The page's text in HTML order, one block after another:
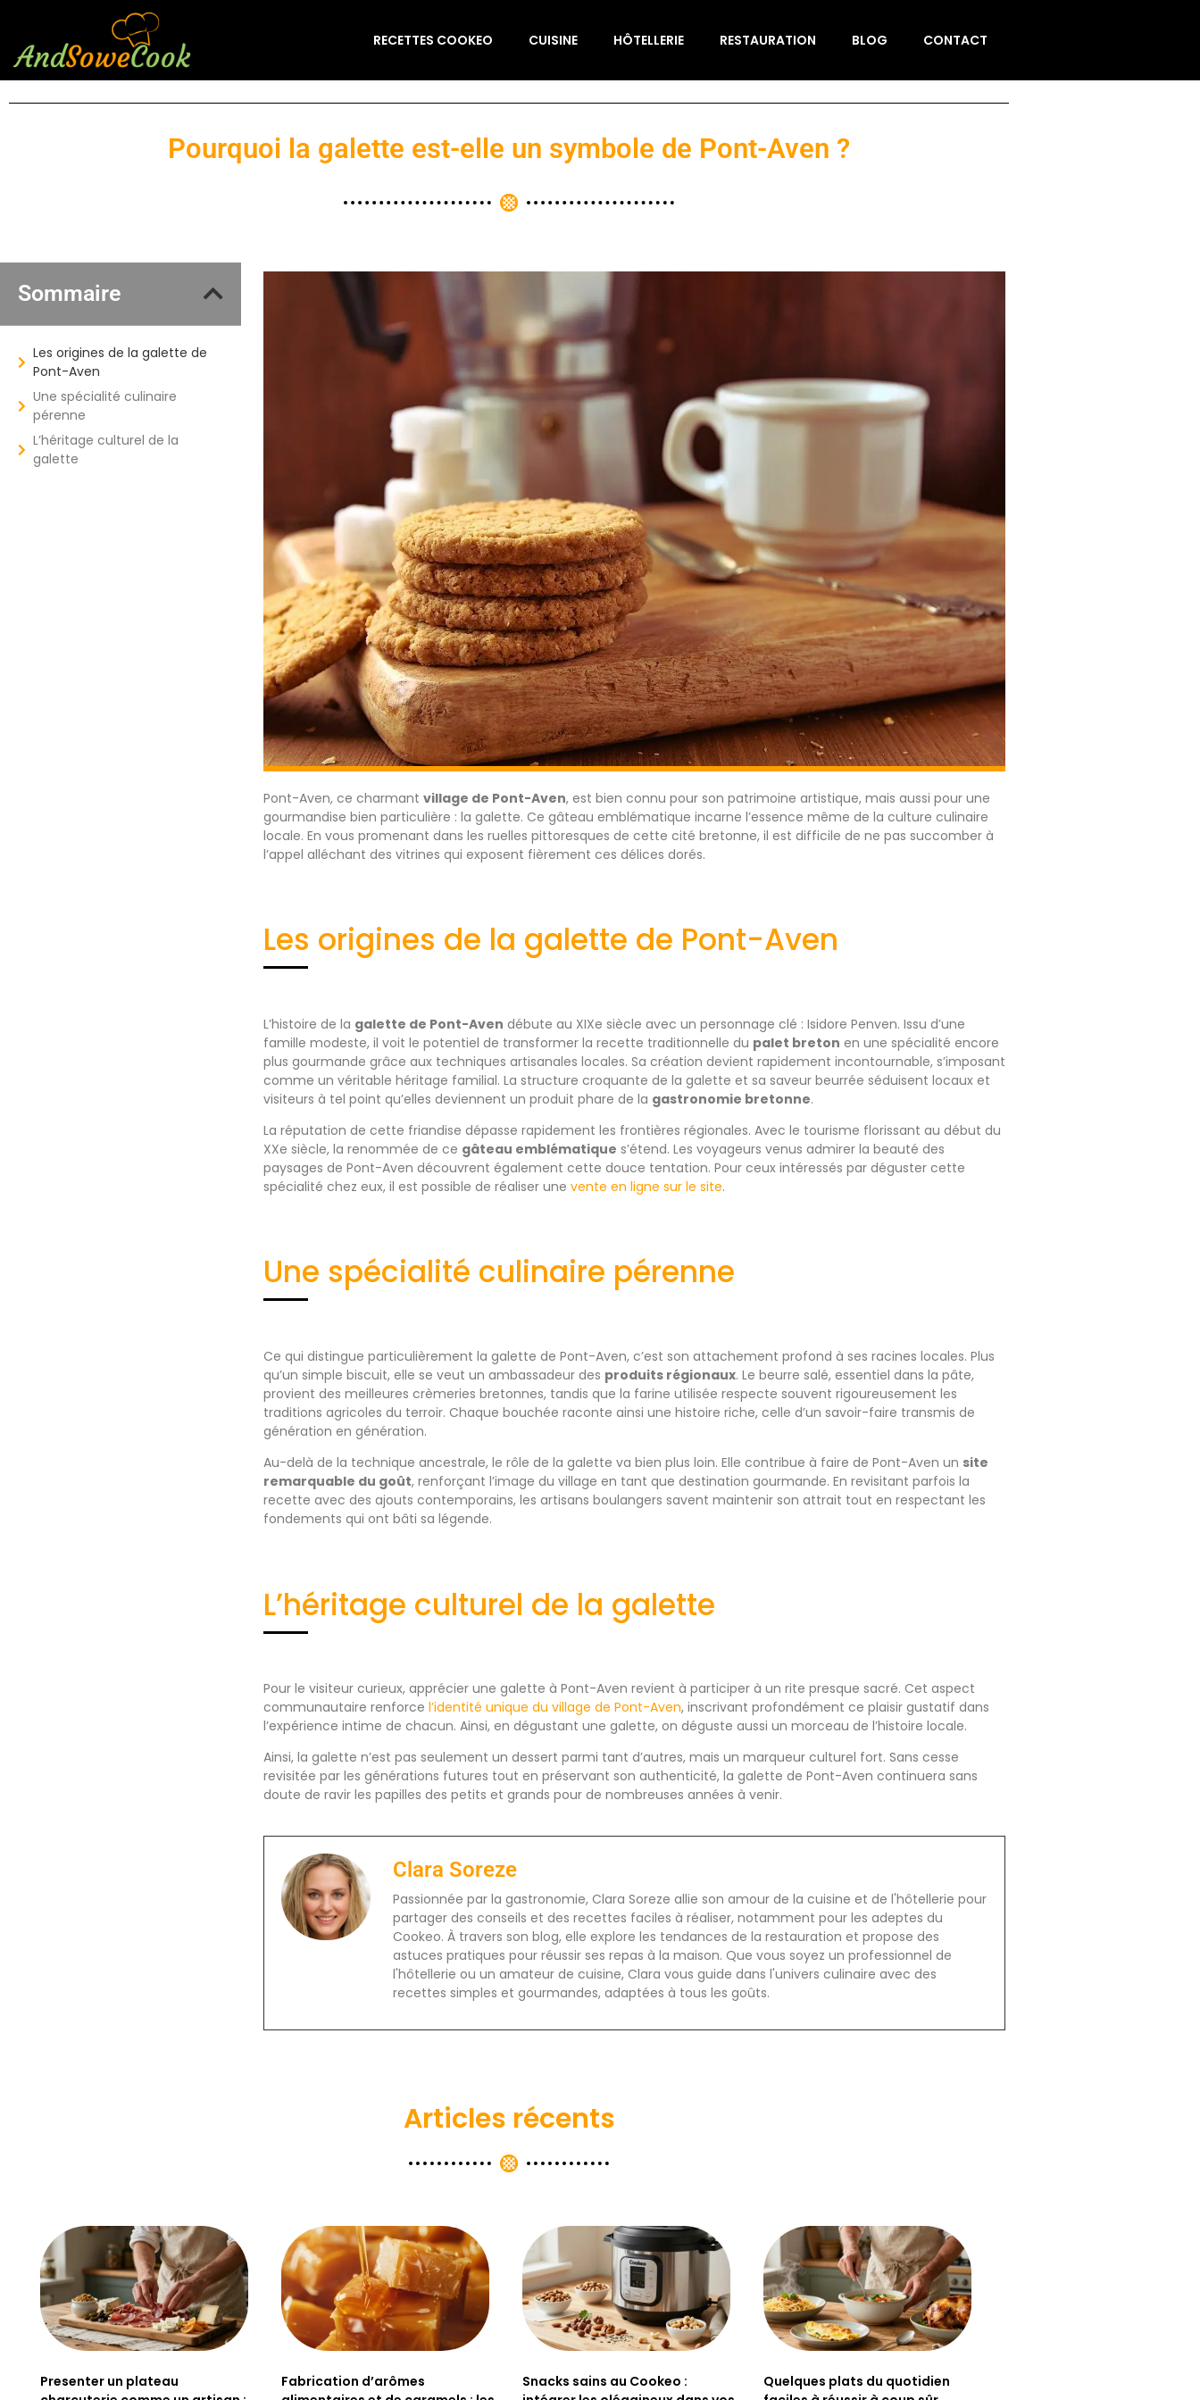
RECETTES COOKEO CUISINE HÔTELLERIE RESTAURATION BLOG CONTACT
Pourquoi la galette est-elle un symbole de Pont-Aven ?
Sommaire
Les origines de la galette de
Pont-Aven
Une spécialité culinaire
pérenne
L’héritage culturel de la
galette
Pont-Aven, ce charmant village de Pont-Aven, est bien connu pour son patrimoine artistique, mais aussi pour une
gourmandise bien particulière : la galette. Ce gâteau emblématique incarne l’essence même de la culture culinaire
locale. En vous promenant dans les ruelles pittoresques de cette cité bretonne, il est difficile de ne pas succomber à
l’appel alléchant des vitrines qui exposent fièrement ces délices dorés.
Les origines de la galette de Pont-Aven
L’histoire de la galette de Pont-Aven débute au XIXe siècle avec un personnage clé : Isidore Penven. Issu d’une
famille modeste, il voit le potentiel de transformer la recette traditionnelle du palet breton en une spécialité encore
plus gourmande grâce aux techniques artisanales locales. Sa création devient rapidement incontournable, s’imposant
comme un véritable héritage familial. La structure croquante de la galette et sa saveur beurrée séduisent locaux et
visiteurs à tel point qu’elles deviennent un produit phare de la gastronomie bretonne.
La réputation de cette friandise dépasse rapidement les frontières régionales. Avec le tourisme florissant au début du
XXe siècle, la renommée de ce gâteau emblématique s’étend. Les voyageurs venus admirer la beauté des
paysages de Pont-Aven découvrent également cette douce tentation. Pour ceux intéressés par déguster cette
spécialité chez eux, il est possible de réaliser une vente en ligne sur le site.
Une spécialité culinaire pérenne
Ce qui distingue particulièrement la galette de Pont-Aven, c’est son attachement profond à ses racines locales. Plus
qu’un simple biscuit, elle se veut un ambassadeur des produits régionaux. Le beurre salé, essentiel dans la pâte,
provient des meilleures crèmeries bretonnes, tandis que la farine utilisée respecte souvent rigoureusement les
traditions agricoles du terroir. Chaque bouchée raconte ainsi une histoire riche, celle d’un savoir-faire transmis de
génération en génération.
Au-delà de la technique ancestrale, le rôle de la galette va bien plus loin. Elle contribue à faire de Pont-Aven un site
remarquable du goût, renforçant l’image du village en tant que destination gourmande. En revisitant parfois la
recette avec des ajouts contemporains, les artisans boulangers savent maintenir son attrait tout en respectant les
fondements qui ont bâti sa légende.
L’héritage culturel de la galette
Pour le visiteur curieux, apprécier une galette à Pont-Aven revient à participer à un rite presque sacré. Cet aspect
communautaire renforce l’identité unique du village de Pont-Aven, inscrivant profondément ce plaisir gustatif dans
l’expérience intime de chacun. Ainsi, en dégustant une galette, on déguste aussi un morceau de l’histoire locale.
Ainsi, la galette n’est pas seulement un dessert parmi tant d’autres, mais un marqueur culturel fort. Sans cesse
revisitée par les générations futures tout en préservant son authenticité, la galette de Pont-Aven continuera sans
doute de ravir les papilles des petits et grands pour de nombreuses années à venir.
Clara Soreze
Passionnée par la gastronomie, Clara Soreze allie son amour de la cuisine et de l'hôtellerie pour
partager des conseils et des recettes faciles à réaliser, notamment pour les adeptes du
Cookeo. À travers son blog, elle explore les tendances de la restauration et propose des
astuces pratiques pour réussir ses repas à la maison. Que vous soyez un professionnel de
l'hôtellerie ou un amateur de cuisine, Clara vous guide dans l'univers culinaire avec des
recettes simples et gourmandes, adaptées à tous les goûts.
Articles récents
Presenter un plateau
Fabrication d’arômes
Snacks sains au Cookeo :
Quelques plats du quotidien